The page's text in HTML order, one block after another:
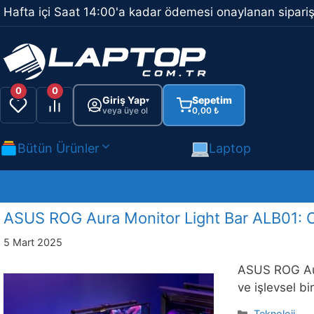
İçeriğe
atla
Hafta içi Saat 14:00'a kadar ödemesi onaylanan
0 0
Giriş Yap▾
veya üye ol
Sepetim
0,00 ₺
Bütün Ürünler Laptop
ASUS ROG Aura Monitor Light Bar ALB01:
5 Mart 2025
ASUS ROG
ve işlevsel bir